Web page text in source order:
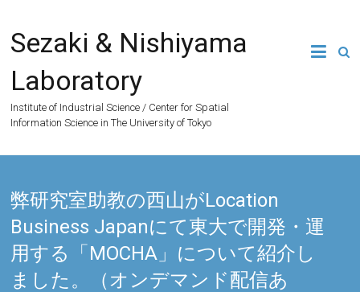
content
Sezaki & Nishiyama
Laboratory
Institute of Industrial Science / Center for Spatial
Information Science in The University of Tokyo
弊研究室助教の西山がLocation
Business Japanにて東大で開発・運
用する「MOCHA」について紹介し
ました。（オンデマンド配信あ